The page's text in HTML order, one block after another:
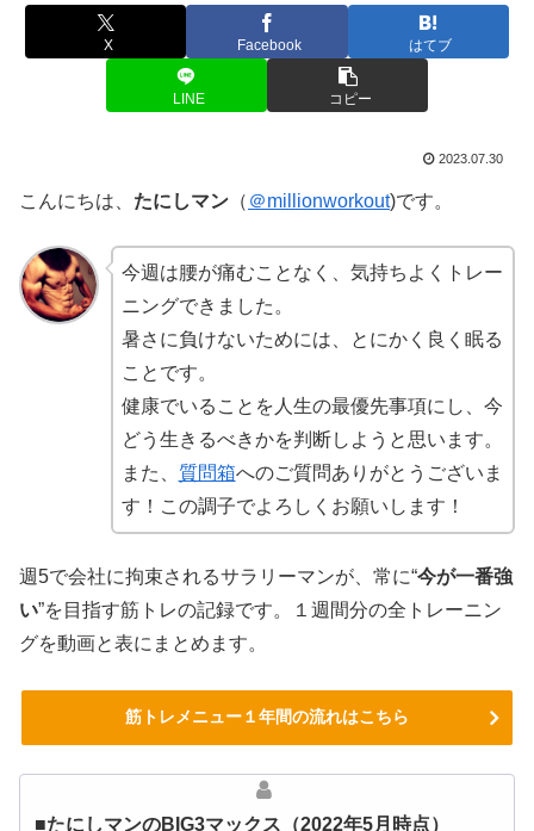
X Facebook はてブ
LINE コピー
2023.07.30
こんにちは、 たにしマン （ ＠millionworkout)です。
今週は腰が痛むことなく、気持ちよくトレー
ニングできました。
暑さに負けないためには、とにかく良く眠る
ことです。
健康でいることを人生の最優先事項にし、今
どう生きるべきかを判断しようと思います。
また、 質問箱へのご質問ありがとうございま
す！この調子でよろしくお願いします！
週5で会社に拘束されるサラリーマンが、常に“今が一番強
い”を目指す筋トレの記録です。１週間分の全トレーニン
グを動画と表にまとめます。
筋トレメニュー１年間の流れはこちら
■たにしマンのBIG3マックス（2022年5月時点）